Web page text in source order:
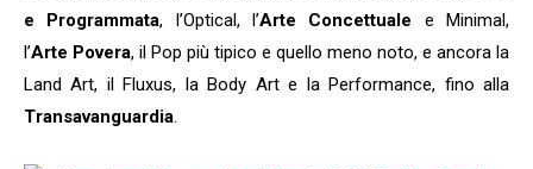
e Programmata, l’Optical, l’Arte Concettuale e Minimal,
l’Arte Povera, il Pop più tipico e quello meno noto, e ancora la
Land Art, il Fluxus, la Body Art e la Performance, fino alla
Transavanguardia.